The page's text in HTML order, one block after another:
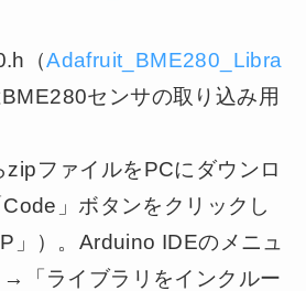
（Adafruit_BME280_Libra
BME280センサの取り込み用
ファイルをPCにダウンロ
」ボタンをクリックし
」）。Arduino IDEのメニュ
「ライブラリをインクルー